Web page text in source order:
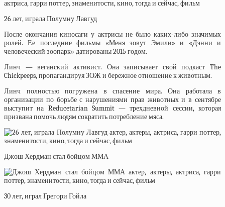
26 лет, играла Полумну Лавгуд
После окончания киносаги у актрисы не было каких-либо значимых
ролей. Ее последние фильмы «Меня зовут Эмили» и «Дэнни и
человеческий зоопарк» датированы 2015 годом.
Линч — веганский активист. Она записывает свой подкаст The
Chickpeeps, пропагандируя ЗОЖ и бережное отношение к животным.
Линч полностью погружена в спасение мира. Она работала в
организации по борьбе с нарушениями прав животных и в сентябре
выступит на Reducetarian Summit — трехдневной сессии, которая
призвана помочь людям сократить потребление мяса.
Джош Хердман стал бойцом ММА
30 лет, играл Грегори Гойла